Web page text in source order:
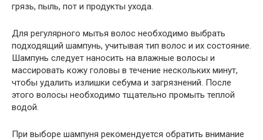
грязь, пыль, пот и продукты ухода.
Для регулярного мытья волос необходимо выбрать
подходящий шампунь, учитывая тип волос и их состояние.
Шампунь следует наносить на влажные волосы и
массировать кожу головы в течение нескольких минут,
чтобы удалить излишки себума и загрязнений. После
этого волосы необходимо тщательно промыть теплой
водой.
При выборе шампуня рекомендуется обратить внимание